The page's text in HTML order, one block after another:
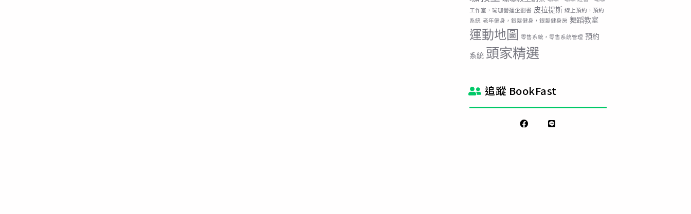
工作室，瑜珈營運企劃書 皮拉提斯 線上預約，預約
系統 老年健身，銀髮健身，銀髮健身房 舞蹈教室
運動地圖 零售系統，零售系統管理 預約
系統 頭家精選
追蹤 BookFast